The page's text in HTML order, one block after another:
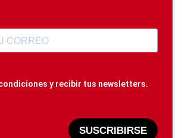
y recibir tus newsletters.
SUSCRIBIRSE